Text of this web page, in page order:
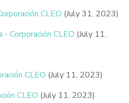
CLEO (July 31, 2023)
Corporación CLEO (July 11,
CLEO (July 11, 2023)
CLEO (July 11, 2023)